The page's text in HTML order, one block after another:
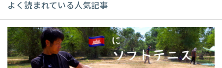
よく読まれている人気記事